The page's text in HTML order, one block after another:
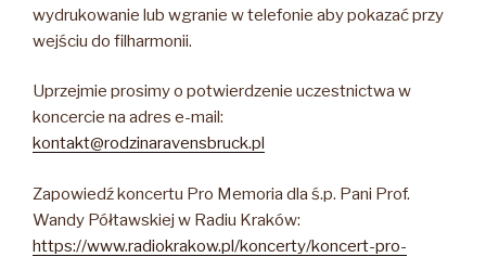
wydrukowanie lub wgranie w telefonie aby pokazać przy
wejściu do filharmonii.
Uprzejmie prosimy o potwierdzenie uczestnictwa w
koncercie na adres e-mail:
kontakt@rodzinaravensbruck.pl
Zapowiedź koncertu Pro Memoria dla ś.p. Pani Prof.
Wandy Półtawskiej w Radiu Kraków:
https://www.radiokrakow.pl/koncerty/koncert-pro-